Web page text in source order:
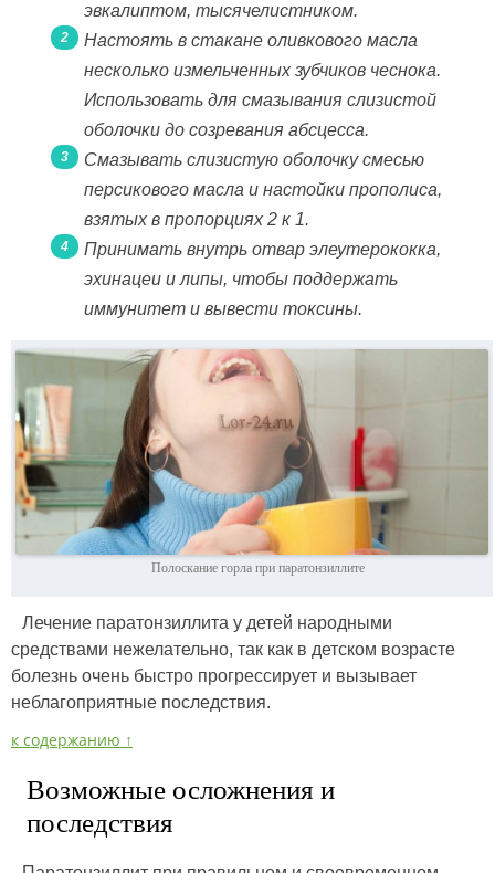
эвкалиптом, тысячелистником.
Настоять в стакане оливкового масла
несколько измельченных зубчиков чеснока.
Использовать для смазывания слизистой
оболочки до созревания абсцесса.
Смазывать слизистую оболочку смесью
персикового масла и настойки прополиса,
взятых в пропорциях 2 к 1.
Принимать внутрь отвар элеутерококка,
эхинацеи и липы, чтобы поддержать
иммунитет и вывести токсины.
Полоскание горла при паратонзиллите
Лечение паратонзиллита у детей народными
средствами нежелательно, так как в детском возрасте
болезнь очень быстро прогрессирует и вызывает
неблагоприятные последствия.
к содержанию ↑
Возможные осложнения и
последствия